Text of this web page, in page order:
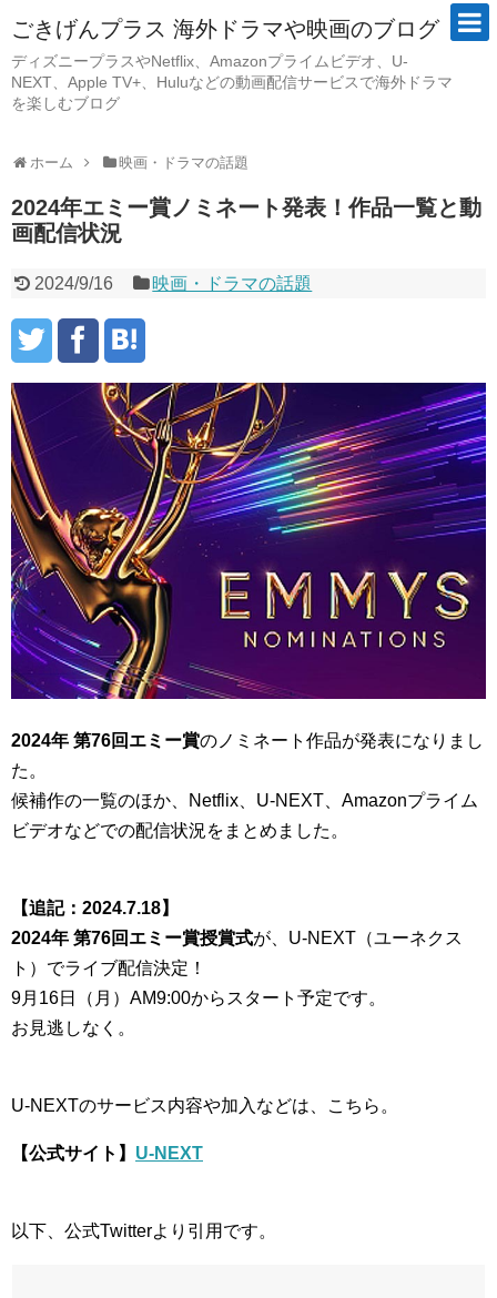
ごきげんプラス 海外ドラマや映画のブログ
ディズニープラスやNetflix、Amazonプライムビデオ、U-
NEXT、Apple TV+、Huluなどの動画配信サービスで海外ドラマ
を楽しむブログ
ホーム 映画・ドラマの話題
2024年エミー賞ノミネート発表！作品一覧と動
画配信状況
2024/9/16 映画・ドラマの話題
2024年 第76回エミー賞のノミネート作品が発表になりまし
た。
候補作の一覧のほか、Netflix、U-NEXT、Amazonプライム
ビデオなどでの配信状況をまとめました。
【追記：2024.7.18】
2024年 第76回エミー賞授賞式が、U-NEXT（ユーネクス
ト）でライブ配信決定！
9月16日（月）AM9:00からスタート予定です。
お見逃しなく。
U-NEXTのサービス内容や加入などは、こちら。
【公式サイト】 U-NEXT
以下、公式Twitterより引用です。